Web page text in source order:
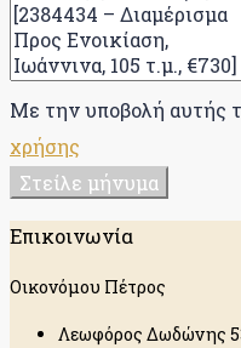
Με την υποβολή αυτής
χρήσης
Στείλε μήνυμα
Επικοινωνία
Οικονόμου Πέτρος
Λεωφόρος Δωδώνης